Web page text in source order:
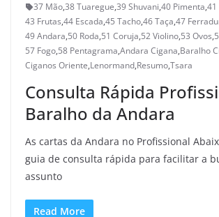
37 Mão,38 Tuaregue,39 Shuvani,40 Pimenta,41
43 Frutas,44 Escada,45 Tacho,46 Taça,47
49 Andara,50 Roda,51 Coruja,52 Violino,53 Ovos,
57 Fogo,58 Pentagrama,Andara Cigana,Baralho
Ciganos Oriente,Lenormand,Resumo,Tsara
Consulta Rápida
Baralho da Andara
As cartas da Andara no Profissional
guia de consulta rápida para facilitar a
assunto
Read More